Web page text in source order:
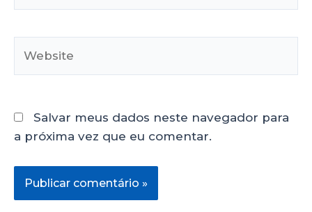
Salvar meus dados neste navegador para
a próxima vez que eu comentar.